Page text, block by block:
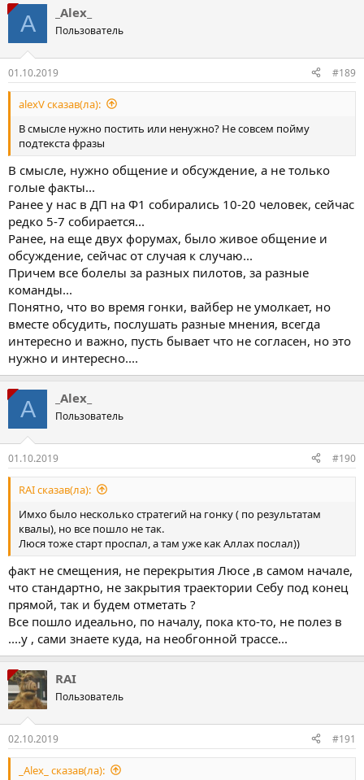
A _Alex_
Пользователь
01.10.2019 #189
alexV сказав(ла):
В смысле нужно постить или ненужно? Не совсем пойму
подтекста фразы
В смысле, нужно общение и обсуждение, а не только
голые факты...
Ранее у нас в ДП на Ф1 собирались 10-20 человек, сейчас
редко 5-7 собирается...
Ранее, на еще двух форумах, было живое общение и
обсуждение, сейчас от случая к случаю...
Причем все болелы за разных пилотов, за разные
команды...
Понятно, что во время гонки, вайбер не умолкает, но
вместе обсудить, послушать разные мнения, всегда
интересно и важно, пусть бывает что не согласен, но это
нужно и интересно....
A _Alex_
Пользователь
01.10.2019 #190
RAI сказав(ла):
Имхо было несколько стратегий на гонку ( по результатам
квалы), но все пошло не так.
Люся тоже старт проспал, а там уже как Аллах послал))
факт не смещения, не перекрытия Люсе ,в самом начале,
что стандартно, не закрытия траектории Себу под конец
прямой, так и будем отметать ?
Все пошло идеально, по началу, пока кто-то, не полез в
....у , сами знаете куда, на необгонной трассе...
RAI
Пользователь
02.10.2019 #191
_Alex_ сказав(ла):